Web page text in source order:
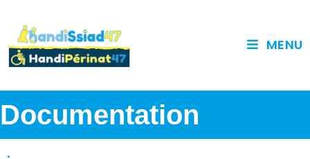
MENU
Documentation
.